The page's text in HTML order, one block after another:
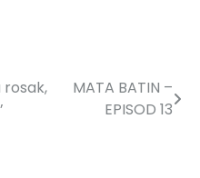
MATA BATIN –
EPISOD 13